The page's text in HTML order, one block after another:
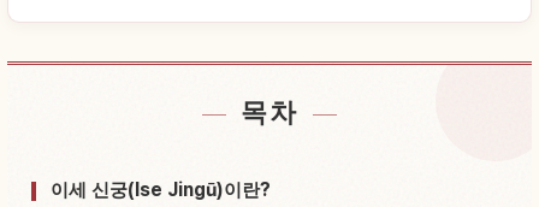
신궁 Ise Jingu Naiku 근처 숙소 찾기
신궁 Ise Jingu Naiku 체험 찾기
목차
이세 신궁(Ise Jingū)이란?